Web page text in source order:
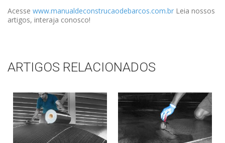
Acesse www.manualdeconstrucaodebarcos.com.br Leia nossos
artigos, interaja conosco!
ARTIGOS RELACIONADOS